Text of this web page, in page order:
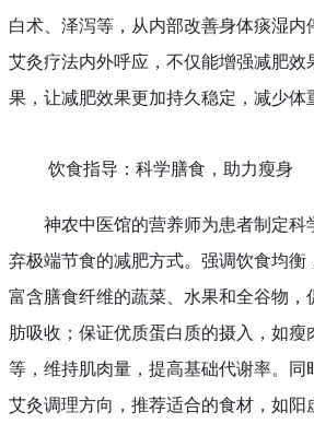
白术、泽泻等，从内部改善身体痰湿内
艾灸疗法内外呼应，不仅能增强减肥效
果，让减肥效果更加持久稳定，减少体
饮食指导：科学膳食，助力瘦身
神农中医馆的营养师为患者制定科
弃极端节食的减肥方式。强调饮食均衡
富含膳食纤维的蔬菜、水果和全谷物，
肪吸收；保证优质蛋白质的摄入，如瘦
等，维持肌肉量，提高基础代谢率。同
艾灸调理方向，推荐适合的食材，如阳